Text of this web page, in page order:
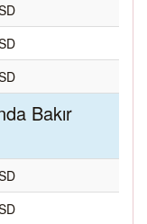
Bakır